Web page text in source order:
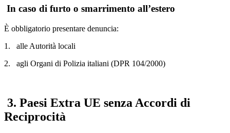
In caso di furto o smarrimento all’estero
È obbligatorio presentare denuncia:
1.
alle Autorità locali
2.
agli Organi di Polizia italiani (DPR 104/2000)
3. Paesi Extra UE senza Accordi di
Reciprocità